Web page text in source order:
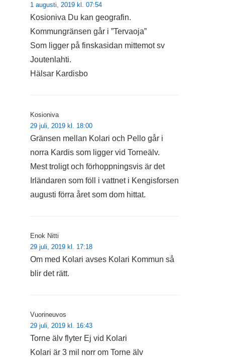
1 augusti, 2019 kl. 07:54
Kosioniva Du kan geografin.
Kommungränsen går i ”Tervaoja”
Som ligger på finskasidan mittemot sv
Joutenlahti.
Hälsar Kardisbo
Kosioniva
29 juli, 2019 kl. 18:00
Gränsen mellan Kolari och Pello går i
norra Kardis som ligger vid Torneälv.
Mest troligt och förhoppningsvis är det
Irländaren som föll i vattnet i Kengisforsen
augusti förra året som dom hittat.
Enok Nitti
29 juli, 2019 kl. 17:18
Om med Kolari avses Kolari Kommun så
blir det rätt.
Vuorineuvos
29 juli, 2019 kl. 16:43
Torne älv flyter Ej vid Kolari
Kolari är 3 mil norr om Torne älv